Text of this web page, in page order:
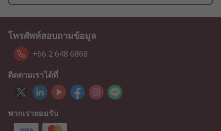
โทรศัพท์สอบถามข้อมูล
+66 2 648 6868
ติดตามเราได้ที่
พวกเรายอมรับ